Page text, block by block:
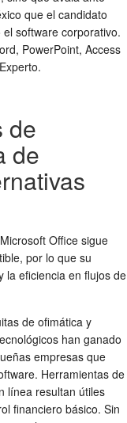
que el candidato
software corporativo.
PowerPoint, Access
de
de
Office sigue
por lo que su
la eficiencia en flujos de
de ofimática y
han ganado
empresas que
Herramientas de
línea resultan útiles
financiero básico. Sin